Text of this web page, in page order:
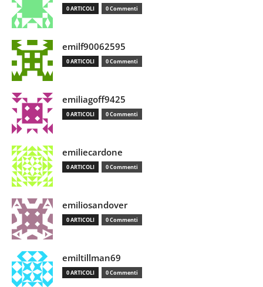
0 ARTICOLI 0 Commenti
emilf90062595
0 ARTICOLI 0 Commenti
emiliagoff9425
0 ARTICOLI 0 Commenti
emiliecardone
0 ARTICOLI 0 Commenti
emiliosandover
0 ARTICOLI 0 Commenti
emiltillman69
0 ARTICOLI 0 Commenti